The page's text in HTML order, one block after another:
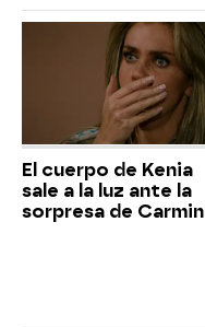
El cuerpo de Kenia
sale a la luz ante la
sorpresa de